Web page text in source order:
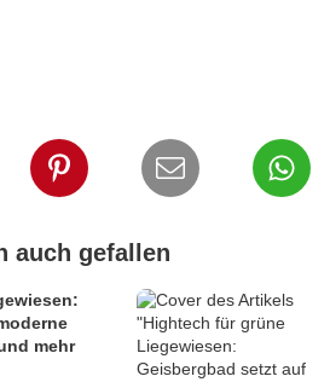
auch gefallen
mehr